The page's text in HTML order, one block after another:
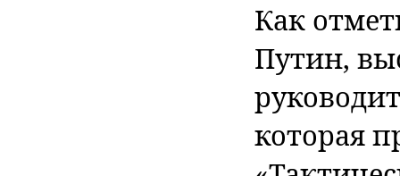
Как
Путин,
которая